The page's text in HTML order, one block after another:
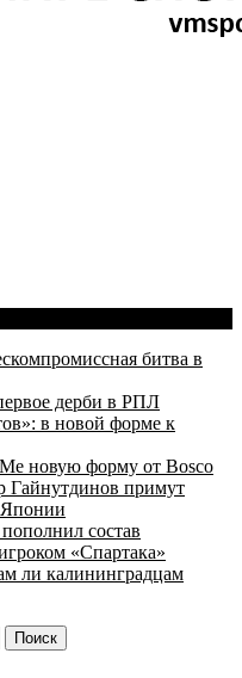
битва в
дерби в РПЛ
в новой форме к
новую форму от Bosco
Гайнутдинов примут
Японии
состав
«Спартака»
ли калининградцам